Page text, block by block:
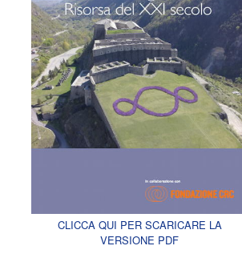
CLICCA QUI PER SCARICARE LA
VERSIONE PDF